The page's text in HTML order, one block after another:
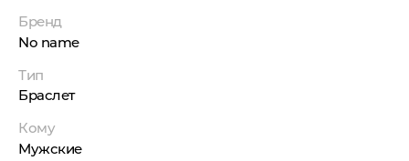
Бренд
No name
Тип
Браслет
Кому
Мужские